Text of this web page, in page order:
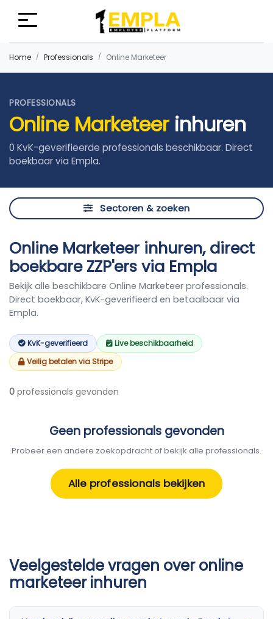
Home Professionals Online Marketeer
PROFESSIONALS
Online Marketeerinhuren
0 KvK-geverifieerde professionals beschikbaar. Direct
boekbaar via Empla.
Sectoren & zoeken
Online Marketeer inhuren, direct
boekbare ZZP'ers via Empla
Bekijk alle beschikbare Online Marketeer professionals.
Direct boekbaar, KvK-geverifieerd en betaalbaar via
Empla.
KvK-geverifieerd
Live beschikbaarheid
Veilig betalen via Stripe
0 professionals gevonden
Geen professionals gevonden
Probeer een andere zoekopdracht of bekijk alle professionals.
Alle professionals bekijken
Veelgestelde vragen over online
marketeer inhuren